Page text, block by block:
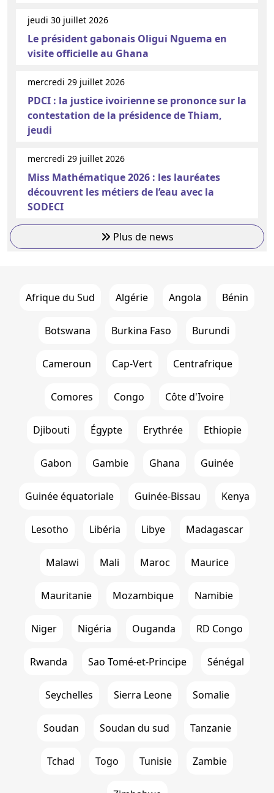
jeudi 30 juillet 2026
Le président gabonais Oligui Nguema en
visite officielle au Ghana
mercredi 29 juillet 2026
PDCI : la justice ivoirienne se prononce sur la
contestation de la présidence de Thiam,
jeudi
mercredi 29 juillet 2026
Miss Mathématique 2026 : les lauréates
découvrent les métiers de l’eau avec la
SODECI
Plus de news
Afrique du Sud Algérie Angola Bénin
Botswana Burkina Faso Burundi
Cameroun Cap-Vert Centrafrique
Comores Congo Côte d'Ivoire
Djibouti Égypte Erythrée Ethiopie
Gabon Gambie Ghana Guinée
Guinée équatoriale Guinée-Bissau Kenya
Lesotho Libéria Libye Madagascar
Malawi Mali Maroc Maurice
Mauritanie Mozambique Namibie
Niger Nigéria Ouganda RD Congo
Rwanda Sao Tomé-et-Principe Sénégal
Seychelles Sierra Leone Somalie
Soudan Soudan du sud Tanzanie
Tchad Togo Tunisie Zambie